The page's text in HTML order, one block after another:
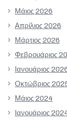
Μάιος 2026
Απρίλιος 2026
Μάρτιος 2026
Φεβρουάριος
Ιανουάριος
Οκτώβριος
Μάιος 2024
Ιανουάριος